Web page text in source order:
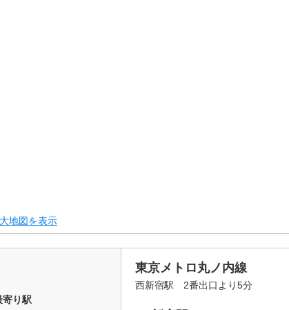
地図を表示
寄り駅
東京メトロ丸ノ内線
西新宿駅 2番出口より5分